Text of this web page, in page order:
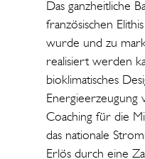
Das ganzheitliche
französischen
wurde und zu
realisiert werden
bioklimatisches
Coaching für die
das nationale
Erlös durch eine